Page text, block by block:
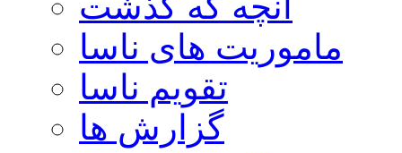
ماموریت های ناسا
تقویم ناسا
گزارش ها